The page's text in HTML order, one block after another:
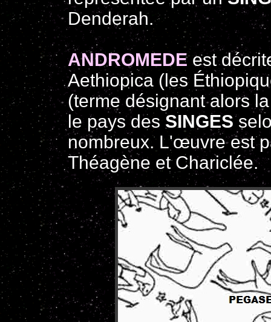
Denderah.
ANDROMEDEest
Aethiopica (les
(terme désignant alors
le pays des SINGES
nombreux. L'œuvre est
Théagène et Chariclée.